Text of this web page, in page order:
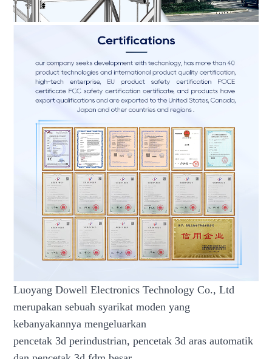
Luoyang Dowell Electronics Technology Co., Ltd
merupakan sebuah syarikat moden yang
kebanyakannya mengeluarkan
pencetak 3d perindustrian, pencetak 3d aras automatik